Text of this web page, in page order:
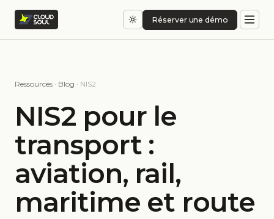
Réserver une démo
Ressources · Blog · NIS2
NIS2 pour le
transport :
aviation, rail,
maritime et route